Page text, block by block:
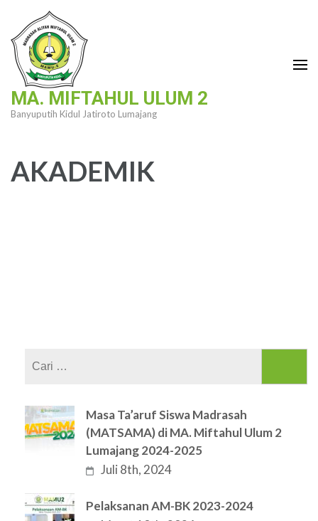
konten
(Tekan
Enter)
MA. MIFTAHUL ULUM 2
Banyuputih Kidul Jatiroto Lumajang
AKADEMIK
Masa Ta’aruf Siswa Madrasah
(MATSAMA) di MA. Miftahul Ulum 2
Lumajang 2024-2025
Juli 8th, 2024
Pelaksanan AM-BK 2023-2024